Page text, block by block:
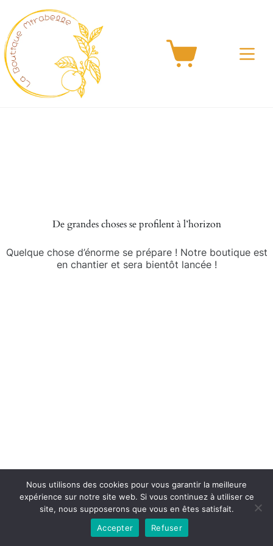
contenu
Panier
d’achat
De grandes choses se profilent à l’horizon
Quelque chose d’énorme se prépare ! Notre boutique est
en chantier et sera bientôt lancée !
Copyright © 2026la boutique mirabelle}.
Nous utilisons des cookies pour vous garantir la meilleure
expérience sur notre site web. Si vous continuez à utiliser ce
site, nous supposerons que vous en êtes satisfait.
Accepter
Refuser